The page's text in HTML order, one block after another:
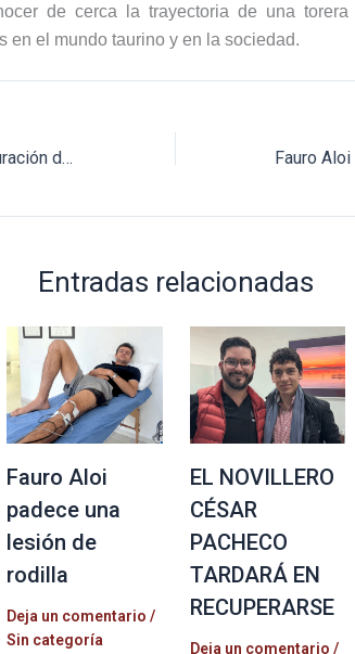
de cerca la trayectoria de una
en el mundo taurino y en la sociedad.
Suspenden corrida de inauguración de Hacienda El Salitre
Entradas relacionadas
Fauro Aloi
padece una
lesión de
rodilla
Deja un comentario /
Sin categoría
EL NOVILLERO
CÉSAR
PACHECO
TARDARÁ EN
RECUPERARSE
Deja un comentario /